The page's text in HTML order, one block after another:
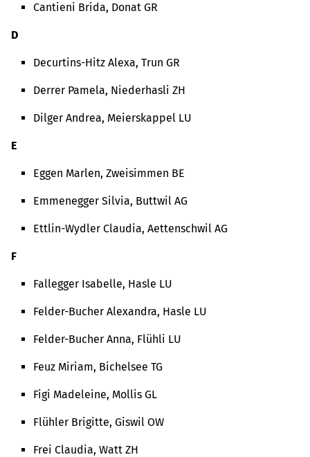
Cantieni Brida, Donat GR
D
Decurtins-Hitz Alexa, Trun GR
Derrer Pamela, Niederhasli ZH
Dilger Andrea, Meierskappel LU
E
Eggen Marlen, Zweisimmen BE
Emmenegger Silvia, Buttwil AG
Ettlin-Wydler Claudia, Aettenschwil AG
F
Fallegger Isabelle, Hasle LU
Felder-Bucher Alexandra, Hasle LU
Felder-Bucher Anna, Flühli LU
Feuz Miriam, Bichelsee TG
Figi Madeleine, Mollis GL
Flühler Brigitte, Giswil OW
Frei Claudia, Watt ZH